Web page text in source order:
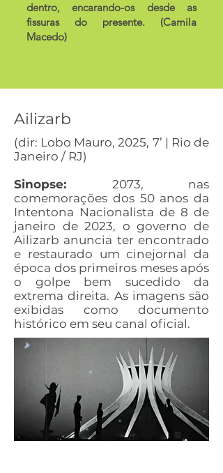
dentro, encarando-os desde as
fissuras do presente. (Camila
Macedo)
Ailizarb
(dir: Lobo Mauro, 2025, 7’ | Rio de
Janeiro / RJ)
Sinopse: 2073, nas
comemorações dos 50 anos da
Intentona Nacionalista de 8 de
janeiro de 2023, o governo de
Ailizarb anuncia ter encontrado
e restaurado um cinejornal da
época dos primeiros meses após
o golpe bem sucedido da
extrema direita. As imagens são
exibidas como documento
histórico em seu canal oficial.